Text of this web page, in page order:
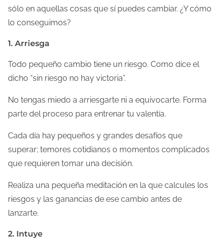
sólo en aquellas cosas que sí puedes cambiar. ¿Y cómo
lo conseguimos?
1. Arriesga
Todo pequeño cambio tiene un riesgo. Como dice el
dicho “sin riesgo no hay victoria”.
No tengas miedo a arriesgarte ni a equivocarte. Forma
parte del proceso para entrenar tu valentía.
Cada día hay pequeños y grandes desafíos que
superar; temores cotidianos o momentos complicados
que requieren tomar una decisión.
Realiza una pequeña meditación en la que calcules los
riesgos y las ganancias de ese cambio antes de
lanzarte.
2. Intuye